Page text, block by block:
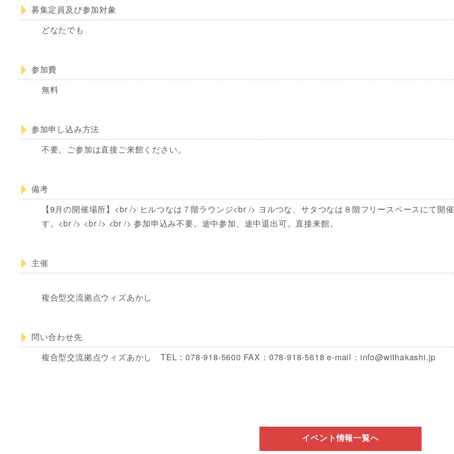
募集定員及び参加対象
どなたでも
参加費
無料
参加申し込み方法
不要。ご参加は直接ご来館ください。
備考
【9月の開催場所】<br /> ヒルつなは７階ラウンジ<br /> ヨルつな、サタつなは８階フリースペースにて開
す。<br /> <br /> <br /> 参加申込み不要。途中参加、途中退出可。直接来館。
主催
複合型交流拠点ウィズあかし
問い合わせ先
複合型交流拠点ウィズあかし TEL：078-918-5600 FAX：078-918-5618 e-mail：info@withakashi.jp
イベント情報一覧へ